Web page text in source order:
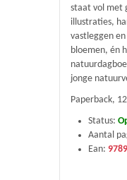
staat vol met
illustraties,
vastleggen
bloemen, én
jonge
Paperback,
Status:
Aantal
Ean: